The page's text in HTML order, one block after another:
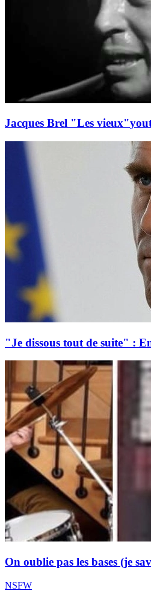
Jacques Brel "Les vieux"
"Je dissous tout de suite" :
On oublie pas les bases (je
NSFW